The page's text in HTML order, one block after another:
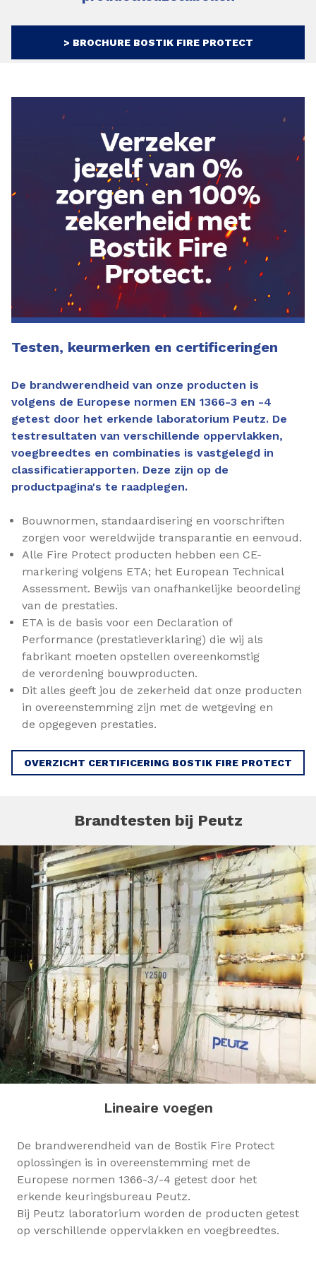
> BROCHURE BOSTIK FIRE PROTECT
Testen, keurmerken en certificeringen
De brandwerendheid van onze producten is
volgens de Europese normen EN 1366-3 en -4
getest door het erkende laboratorium Peutz. De
testresultaten van verschillende oppervlakken,
voegbreedtes en combinaties is vastgelegd in
classificatierapporten. Deze zijn op de
productpagina's te raadplegen.
Bouwnormen, standaardisering en voorschriften
zorgen voor wereldwijde transparantie en eenvoud.
Alle Fire Protect producten hebben een CE-
markering volgens ETA; het European Technical
Assessment. Bewijs van onafhankelijke beoordeling
van de prestaties.
ETA is de basis voor een Declaration of
Performance (prestatieverklaring) die wij als
fabrikant moeten opstellen overeenkomstig
de verordening bouwproducten.
Dit alles geeft jou de zekerheid dat onze producten
in overeenstemming zijn met de wetgeving en
de opgegeven prestaties.
OVERZICHT CERTIFICERING BOSTIK FIRE PROTECT
Brandtesten bij Peutz
Lineaire voegen
De brandwerendheid van de Bostik Fire Protect
oplossingen is in overeenstemming met de
Europese normen 1366-3/-4 getest door het
erkende keuringsbureau Peutz.
Bij Peutz laboratorium worden de producten getest
op verschillende oppervlakken en voegbreedtes.